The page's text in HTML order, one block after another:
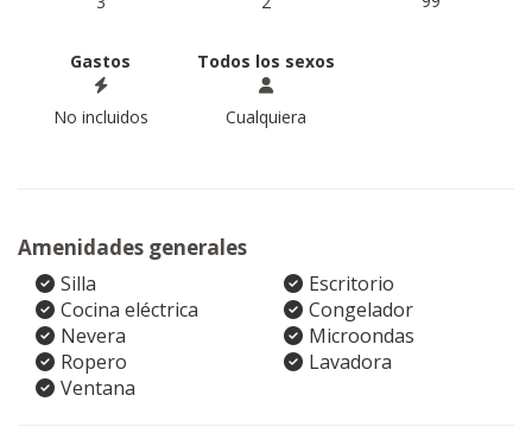
Gastos
No incluidos
Todos los sexos
Cualquiera
Amenidades generales
Silla
Escritorio
Cocina eléctrica
Congelador
Nevera
Microondas
Ropero
Lavadora
Ventana